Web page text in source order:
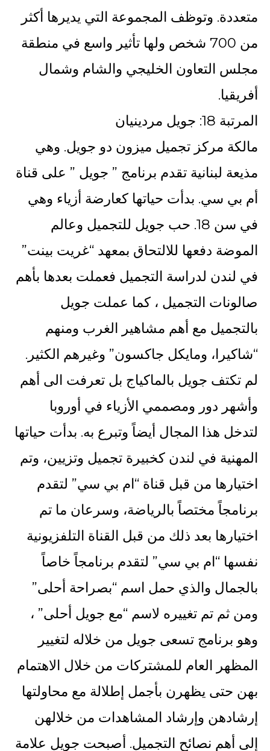
متعددة. وتوظف المجموعة التي يديرها أكثر
من 700 شخص ولها تأثير واسع في منطقة
مجلس التعاون الخليجي والشام وشمال
أفريقيا.
المرتبة 18: جويل مردينيان
مالكة مركز تجميل ميزون دو جويل. وهي
مذيعة لبنانية تقدم برنامج ” جويل ” على قناة
أم بي سي. بدأت حياتها كعارضة أزياء وهي
في سن 18. حب جويل للتجميل وعالم
الموضة دفعها للالتحاق بمعهد “غريت بينت”
في لندن لدراسة التجميل فعملت بعدها بأهم
صالونات التجميل ، كما عملت جويل
بالتجميل مع أهم مشاهير الغرب ومنهم
“شاكيرا، ومايكل جاكسون” وغيرهم الكثير.
لم تكتف جويل بالماكياج بل تعرفت الى أهم
وأشهر دور ومصممي الأزياء في أوروبا
لتدخل هذا المجال أيضاً وتبرع به. بدأت حياتها
المهنية في لندن كخبيرة تجميل وتزيين، وتم
اختيارها من قبل قناة “ام بي سي” لتقدم
برنامجاً مختصاً بالرياضة، وسرعان ما تم
اختيارها بعد ذلك من قبل القناة التلفزيونية
نفسها “ام بي سي” لتقدم برنامجاً خاصاً
بالجمال والذي حمل اسم “بصراحة أحلى”
ومن ثم تم تغييره لاسم “مع جويل أحلى” ،
وهو برنامج تسعى جويل من خلاله لتغيير
المظهر العام للمشتركات من خلال الاهتمام
بهن حتى يظهرن بأجمل إطلالة مع محاولتها
إرشادهن وإرشاد المشاهدات من خلالهن
إلى أهم نصائح التجميل. أصبحت جويل علامة